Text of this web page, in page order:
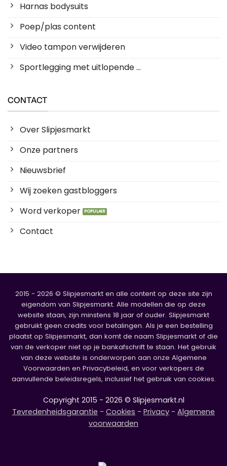
Harnas bodysuits
Poep/plas content
Video tampon verwijderen
Sportlegging met uitlopende ...
CONTACT
Over Slipjesmarkt
Onze partners
Nieuwsbrief
Wij zoeken gastbloggers
Word verkoper
Contact
2015 - 2026 © Slipjesmarkt en alle content op deze site zijn
eigendom van Slipjesmarkt. Alle modellen die op deze
website staan, zijn minstens 18 jaar of ouder. Slipjesmarkt
gebruikt geen credits voor betalingen. Als je een bestelling
plaatst op Slipjesmarkt, dan komt de naam Slipjesmarkt of die
van de verkoper niet op je bankafschrift te staan. Het gebruik
van deze website is onderworpen aan onze Algemene
Voorwaarden en Privacybeleid, en voor verkopers de
aanvullende beleidsregels, inclusief het gebruik van cookies.
Copyright 2015 - 2026 © Slipjesmarkt.nl
Tevredenheidsgarantie - Cookies - Privacy - Algemene
voorwaarden